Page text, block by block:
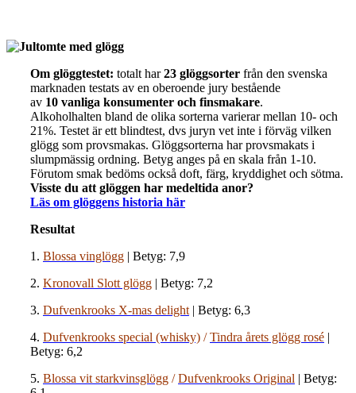
Om glöggtestet: totalt har23 glöggsorter från den svenska
marknaden testats av en oberoende jury bestående
av 10 vanliga konsumenter och finsmakare.
Alkoholhalten bland de olika sorterna varierar mellan 10- och
21%. Testet är ett blindtest, dvs juryn vet inte i förväg vilken
glögg som provsmakas. Glöggsorterna har provsmakats i
slumpmässig ordning. Betyg anges på en skala från 1-10.
Förutom smak bedöms också doft, färg, kryddighet och sötma.
Visste du att glöggen har medeltida anor?
Läs om glöggens historia här
Resultat
1. Blossa vinglögg | Betyg: 7,9
2. Kronovall Slott glögg | Betyg: 7,2
3. Dufvenkrooks X-mas delight | Betyg: 6,3
4. Dufvenkrooks special (whisky) /Tindra årets glögg rosé |
Betyg: 6,2
5. Blossa vit starkvinsglögg /Dufvenkrooks Original | Betyg: